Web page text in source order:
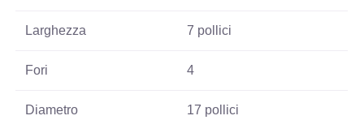
Larghezza 7 pollici
Fori 4
Diametro 17 pollici